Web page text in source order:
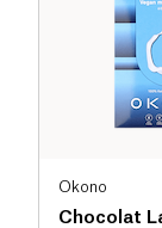
Okono
Chocolat